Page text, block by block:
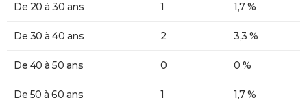
De 20 à 30 ans 1 1,7 %
De 30 à 40 ans 2 3,3 %
De 40 à 50 ans 0 0 %
De 50 à 60 ans 1 1,7 %